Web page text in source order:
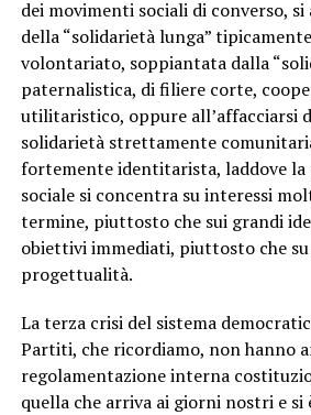
dei movimenti sociali di converso,
della “solidarietà lunga”
volontariato, soppiantata dalla
paternalistica, di filiere corte,
utilitaristico, oppure all’affacciarsi
solidarietà strettamente
fortemente identitarista, laddove
sociale si concentra su interessi
termine, piuttosto che sui grandi
obiettivi immediati, piuttosto che
progettualità.
La terza crisi del sistema
Partiti, che ricordiamo, non hanno
regolamentazione interna
quella che arriva ai giorni nostri e si